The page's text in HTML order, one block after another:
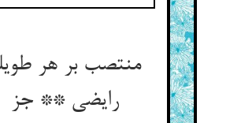
منتصب بر هر
رایضی ** جز